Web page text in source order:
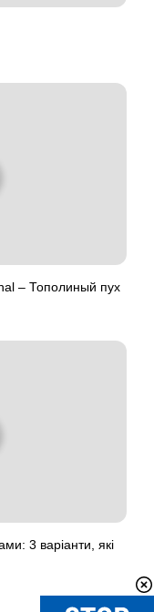
– Тополиный пух
3 варіанти, які